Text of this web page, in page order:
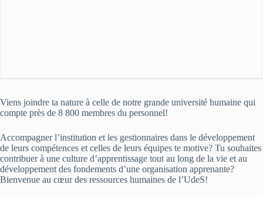
Viens joindre ta nature à celle de notre grande université humaine qui
compte près de 8 800 membres du personnel!
Accompagner l’institution et les gestionnaires dans le développement
de leurs compétences et celles de leurs équipes te motive? Tu souhaites
contribuer à une culture d’apprentissage tout au long de la vie et au
développement des fondements d’une organisation apprenante?
Bienvenue au cœur des ressources humaines de l’UdeS!